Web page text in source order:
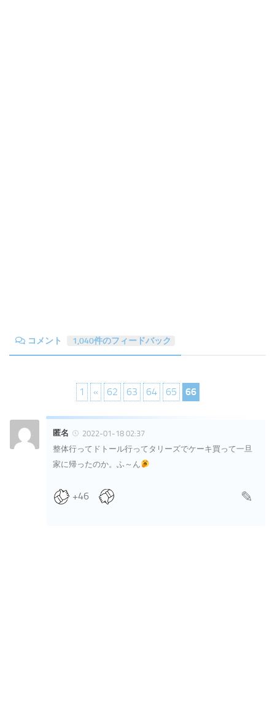
コメント 1,040件のフィードバック
1 « 62 63 64 65 66
匿名
2022-01-18 02:37
整体行ってドトール行ってタリーズでケーキ買って一旦
家に帰ったのか。ふ～ん
+46